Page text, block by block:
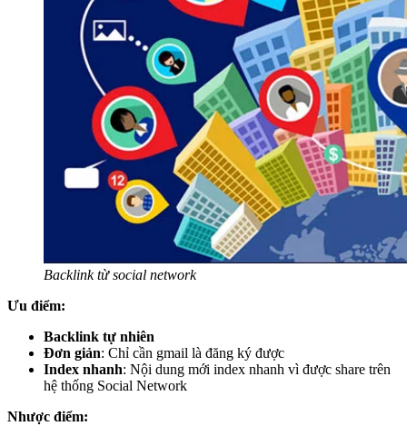
Backlink từ social network
Ưu điểm:
Backlink tự nhiên
Đơn giản: Chỉ cần gmail là đăng ký được
Index nhanh: Nội dung mới index nhanh vì được share trên
hệ thống Social Network
Nhược điểm: